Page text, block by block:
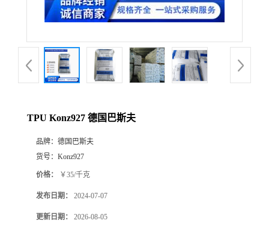
TPU Konz927 德国巴斯夫
品牌： 德国巴斯夫
货号： Konz927
价格： ￥35/千克
发布日期： 2024-07-07
更新日期： 2026-08-05